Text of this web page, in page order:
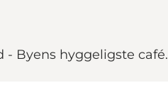
Byens hyggeligste café.